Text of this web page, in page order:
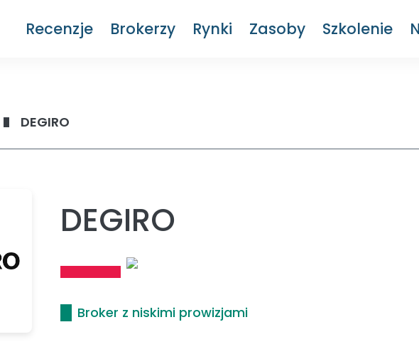
Recenzje Brokerzy Rynki Zasoby Szkolenie
DEGIRO
DEGIRO
Broker z niskimi prowizjami